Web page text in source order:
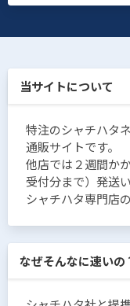
当サイトについて
特注のシャチハタ
通販サイトです。
他店では２週間か
受付分まで）発送
シャチハタ専門店
なぜそんなに速いの